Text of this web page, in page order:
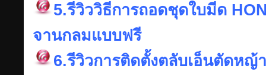
5.รีวิววิธีการถอดชุดใบมีด
จานกลมแบบฟรี
6.รีวิวการติดตั้งตลับเอ็นตัดหญ้